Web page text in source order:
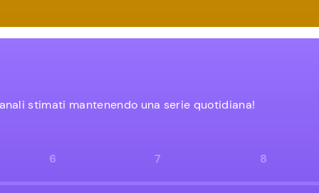
stimati mantenendo una serie quotidiana!
6 7 8